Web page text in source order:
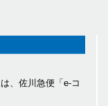
、佐川急便「e-コ